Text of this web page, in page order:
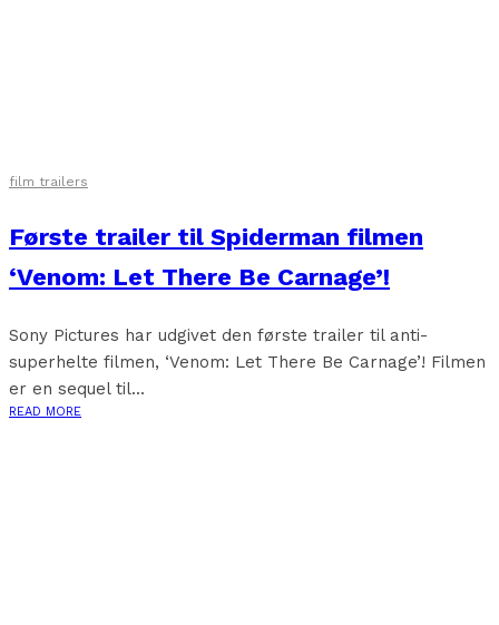
film trailers
Første trailer til Spiderman filmen
‘Venom: Let There Be Carnage’!
Sony Pictures har udgivet den første trailer til anti-
superhelte filmen, ‘Venom: Let There Be Carnage’! Filmen
er en sequel til...
READ MORE